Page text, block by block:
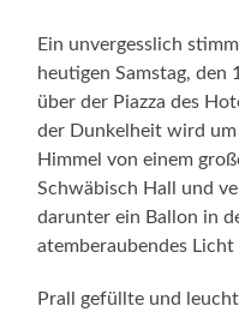
Prall gefüllte und
nächtlichen Firmament
und entführen die
romantisch-
geschmückte Piazza
die perfekte Kulisse.
Musik steigen die
Himmel und laden ein
mit einer dampfenden